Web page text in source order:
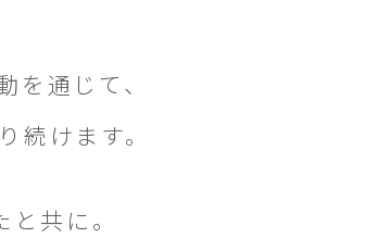
を通じて、
続けます。
共に。